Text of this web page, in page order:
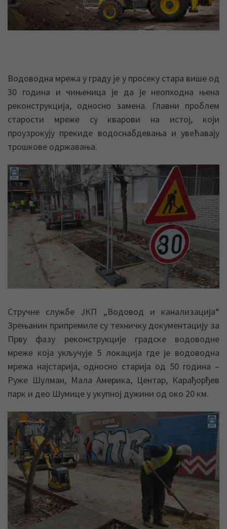
Водоводна мрежа у граду je у просеку стара више од
30 година и чињеница је да је неопходна њена
реконструкција, односно замена. Главни проблем
старости мреже су кварови на истој, који
проузрокују прекиде водоснабдевања и увећавају
трошкове одржавања.
Стручне службе ЈКП „Водовод и канализација“
Зрењанин припремиле су техничку документацију за
Прву фазу реконструкције градске водоводне
мреже која укључује 5 локација где је водоводна
мрежа најстарија, односно старија од 50 година –
Руже Шулман, Мала Америка, Центар, Карађорђев
парк и део Шумице у укупној дужини од око 20 км.